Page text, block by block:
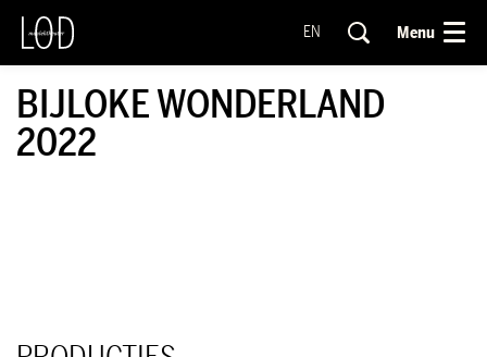
EN Menu
BIJLOKE WONDERLAND
2022